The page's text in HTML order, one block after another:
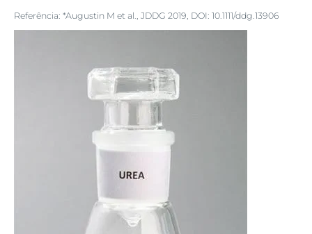
Referência: *Augustin M et al., JDDG 2019, DOI: 10.1111/ddg.13906